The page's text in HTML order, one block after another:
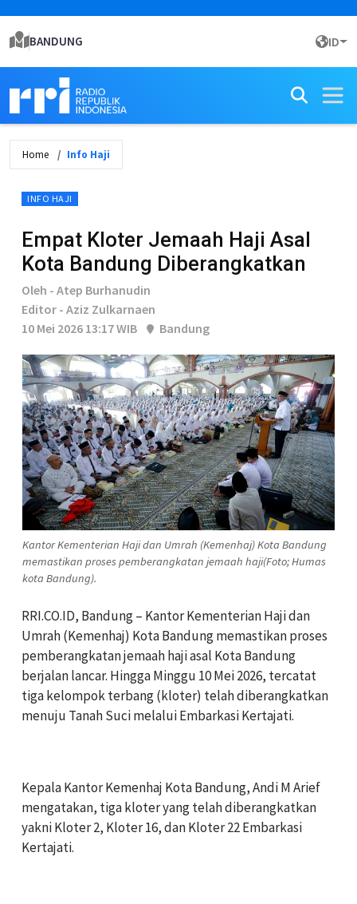
BANDUNG ID
Home Info Haji
INFO HAJI
Empat Kloter Jemaah Haji Asal
Kota Bandung Diberangkatkan
Oleh - Atep Burhanudin
Editor - Aziz Zulkarnaen
10 Mei 2026 13:17 WIB
Bandung
Kantor Kementerian Haji dan Umrah (Kemenhaj) Kota Bandung
memastikan proses pemberangkatan jemaah haji(Foto; Humas
kota Bandung).
RRI.CO.ID, Bandung – Kantor Kementerian Haji dan
Umrah (Kemenhaj) Kota Bandung memastikan proses
pemberangkatan jemaah haji asal Kota Bandung
berjalan lancar. Hingga Minggu 10 Mei 2026, tercatat
tiga kelompok terbang (kloter) telah diberangkatkan
menuju Tanah Suci melalui Embarkasi Kertajati.
‎Kepala Kantor Kemenhaj Kota Bandung, Andi M Arief
mengatakan, tiga kloter yang telah diberangkatkan
yakni Kloter 2, Kloter 16, dan Kloter 22 Embarkasi
Kertajati.